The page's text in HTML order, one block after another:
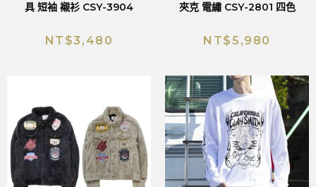
具 短袖 襯衫 CSY-3904
NT$3,480
夾克 電繡 CSY-2801 四色
NT$5,980